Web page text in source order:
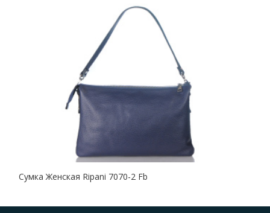
Сумка Женская Ripani 7070-2 Fb